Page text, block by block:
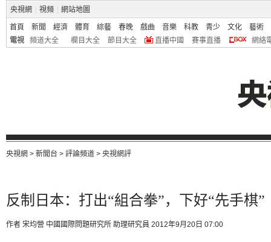
央視網 視頻 網站地圖
首頁 新聞 經濟 體育 綜藝 春晚 戲曲 音樂 科教 青少 文化
藝術
電視
頻道大全 欄目大全 節目大全 直播中國 賽事直播 網絡
央視網 > 新聞台 > 評論頻道 > 央視網評
反制日本：打出“組合拳”，下好“先手棋”
作者 宋均營 中國國際問題研究所 助理研究員 2012年9月20日 07:00